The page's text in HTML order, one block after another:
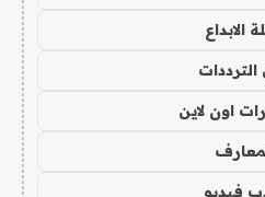
الابداع
الترددات
اون لاين
فيديو